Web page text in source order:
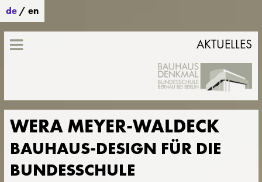
de / en
AKTUELLES
WERA MEYER-WALDECK
BAUHAUS-DESIGN FÜR DIE
BUNDESSCHULE